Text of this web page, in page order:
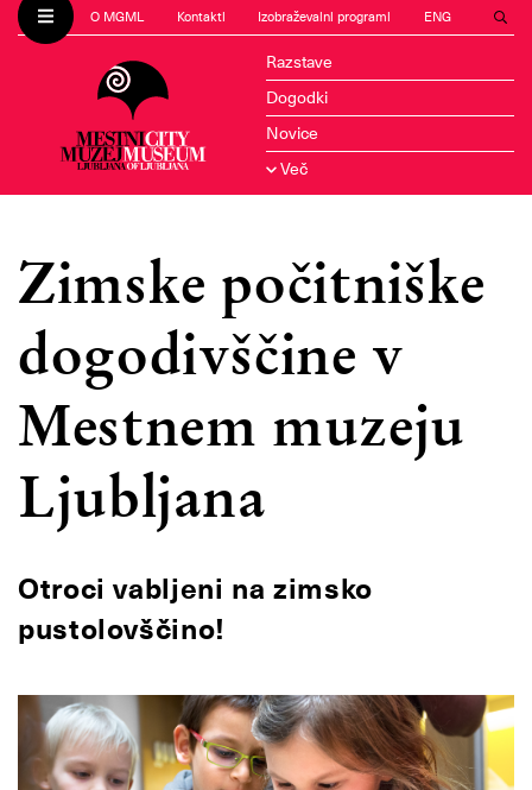
O MGML Kontakti Izobraževalni programi ENG
Razstave
Dogodki
Novice
Več
Zimske počitniške
dogodivščine v
Mestnem muzeju
Ljubljana
Otroci vabljeni na zimsko
pustolovščino!